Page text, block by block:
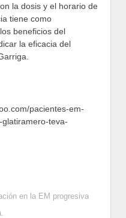
la dosis y el horario de
tiene como
beneficios del
la eficacia del
pacientes-em-
teva-
en la EM progresiva